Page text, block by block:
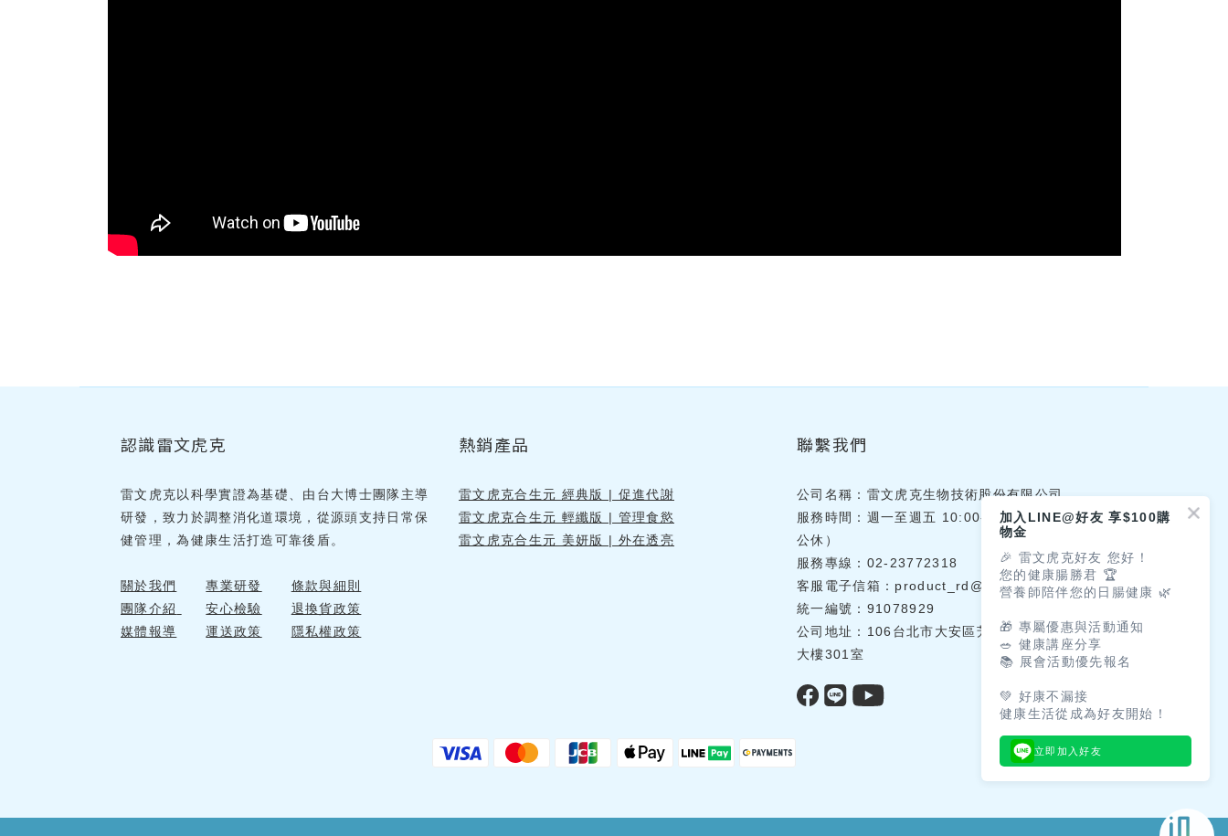
認識雷文虎克
雷文虎克以科學實證為基礎、由台大博士團隊主導
研發，致力於調整消化道環境，從源頭支持日常保
健管理，為健康生活打造可靠後盾。
關於我們 專業研發
條款與細則
團隊介紹
安心檢驗
退換貨政策
媒體報導
運送政策 隱私權政策
熱銷產品
雷文虎克合生元 經典版 | 促進代謝
雷文虎克合生元 輕纖版 | 管理食慾
雷文虎克合生元 美妍版 | 外在透亮
聯繫我們
公司名稱：雷文虎克生物技術股份有限公司
服務時間：週一至週五 10:00-18:00（國定假日
公休）
服務專線：02-23772318
客服電子信箱： product_rd@lwhklab.com.tw
統一編號：91078929
公司地址：106台北市大安區芳蘭路71號環境研究
大樓301室
加入LINE@好友 享$100購
物金
🎉 雷文虎克好友 您好！
您的健康腸勝君 🏆
營養師陪伴您的日腸健康 🌿
🎁 專屬優惠與活動通知
🥗 健康講座分享
📚 展會活動優先報名
💚 好康不漏接
健康生活從成為好友開始！
立即加入好友